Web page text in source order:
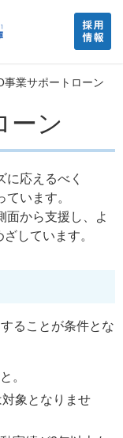
事業サポートローン
ーン
応えるべく
います。
面から支援し、よ
しています。
ることが条件とな
。
象となりませ